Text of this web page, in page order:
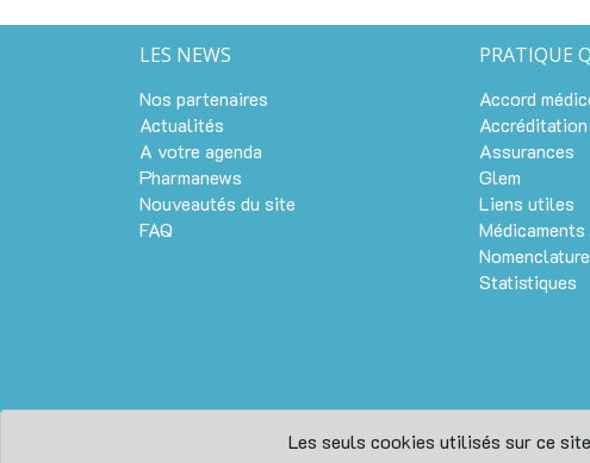
LES NEWS
Nos partenaires
Actualités
A votre agenda
Pharmanews
Nouveautés du site
FAQ
PRATIQUE
Accord
Accréditation
Assurances
Glem
Liens utiles
Médicaments
Nomenclature
Statistiques
Les seuls cookies utilisés sur ce